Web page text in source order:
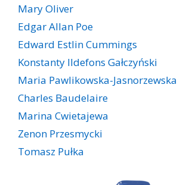
Mary Oliver
Edgar Allan Poe
Edward Estlin Cummings
Konstanty Ildefons Gałczyński
Maria Pawlikowska-Jasnorzewska
Charles Baudelaire
Marina Cwietajewa
Zenon Przesmycki
Tomasz Pułka